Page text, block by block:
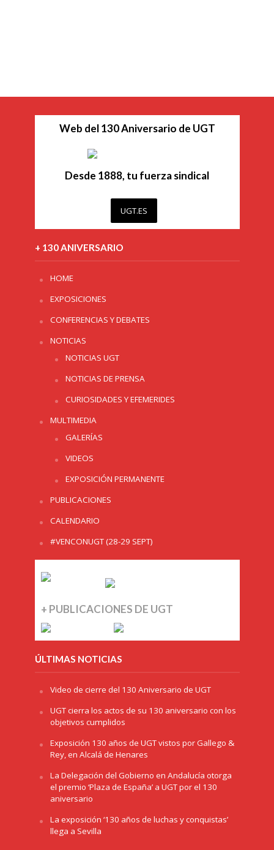
Web del 130 Aniversario de UGT
Desde 1888, tu fuerza sindical
UGT.ES
+ 130 ANIVERSARIO
HOME
EXPOSICIONES
CONFERENCIAS Y DEBATES
NOTICIAS
NOTICIAS UGT
NOTICIAS DE PRENSA
CURIOSIDADES Y EFEMERIDES
MULTIMEDIA
GALERÍAS
VIDEOS
EXPOSICIÓN PERMANENTE
PUBLICACIONES
CALENDARIO
#VENCONUGT (28-29 SEPT)
+ PUBLICACIONES DE UGT
ÚLTIMAS NOTICIAS
Video de cierre del 130 Aniversario de UGT
UGT cierra los actos de su 130 aniversario con los
objetivos cumplidos
Exposición 130 años de UGT vistos por Gallego &
Rey, en Alcalá de Henares
La Delegación del Gobierno en Andalucía otorga
el premio ‘Plaza de España’ a UGT por el 130
aniversario
La exposición ‘130 años de luchas y conquistas’
llega a Sevilla